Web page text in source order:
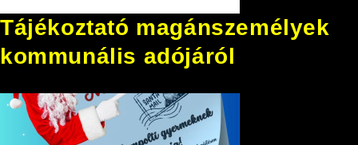
Tájékoztató magánszemélyek
kommunális adójáról